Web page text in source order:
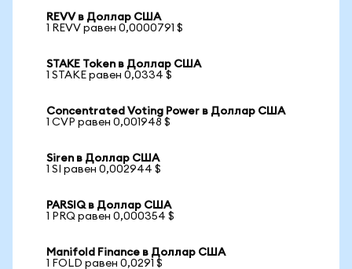
REVV в Доллар США
1 REVV равен 0,0000791 $
STAKE Token в Доллар США
1 STAKE равен 0,0334 $
Concentrated Voting Power в Доллар США
1 CVP равен 0,001948 $
Siren в Доллар США
1 SI равен 0,002944 $
PARSIQ в Доллар США
1 PRQ равен 0,000354 $
Manifold Finance в Доллар США
1 FOLD равен 0,0291 $